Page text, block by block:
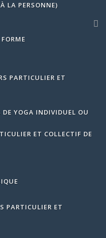
LA PERSONNE)
PARTICULIER ET
DE YOGA INDIVIDUEL OU
ET COLLECTIF DE
PARTICULIER ET